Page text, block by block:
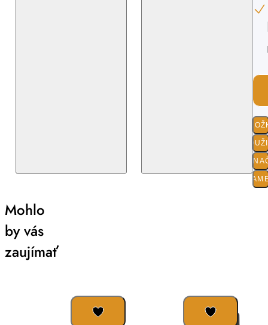
O
Mohlo
by vás
zaujímať